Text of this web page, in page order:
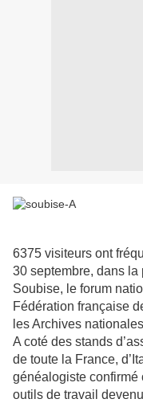
6375 visiteurs ont
30 septembre, dans la
Soubise, le forum
Fédération française
les Archives
A coté des stands
de toute la France,
généalogiste confirmé
outils de travail